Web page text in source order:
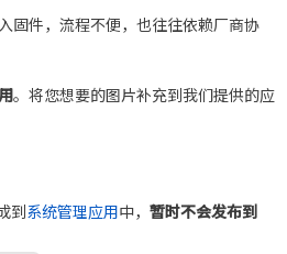
固件，流程不便，也往往依赖厂商协
。将您想要的图片补充到我们提供的应
到 系统管理应用 中， 暂时不会发布到